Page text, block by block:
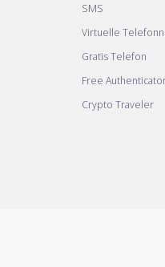
SMS
Virtuelle
Gratis Telefon
Free
Crypto Traveler